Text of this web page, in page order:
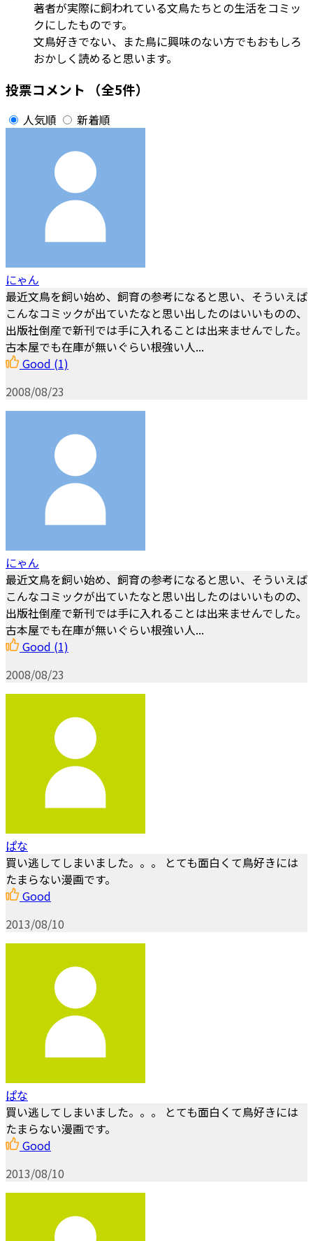
著者が実際に飼われている文鳥たちとの生活をコミッ
クにしたものです。
文鳥好きでない、また鳥に興味のない方でもおもしろ
おかしく読めると思います。
投票コメント （全5件）
人気順 新着順
にゃん
最近文鳥を飼い始め、飼育の参考になると思い、そういえば
こんなコミックが出ていたなと思い出したのはいいものの、
出版社倒産で新刊では手に入れることは出来ませんでした。
古本屋でも在庫が無いぐらい根強い人...
Good (1)
2008/08/23
にゃん
最近文鳥を飼い始め、飼育の参考になると思い、そういえば
こんなコミックが出ていたなと思い出したのはいいものの、
出版社倒産で新刊では手に入れることは出来ませんでした。
古本屋でも在庫が無いぐらい根強い人...
Good (1)
2008/08/23
ぱな
買い逃してしまいました。。。 とても面白くて鳥好きには
たまらない漫画です。
Good
2013/08/10
ぱな
買い逃してしまいました。。。 とても面白くて鳥好きには
たまらない漫画です。
Good
2013/08/10